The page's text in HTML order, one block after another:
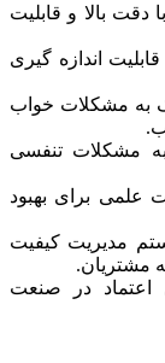
بالا و قابلیت
اندازه گیری
به مشکلات خواب
مشکلات تنفسی
علمی برای بهبود
مدیریت کیفیت
مشتریان.
اعتماد در صنعت